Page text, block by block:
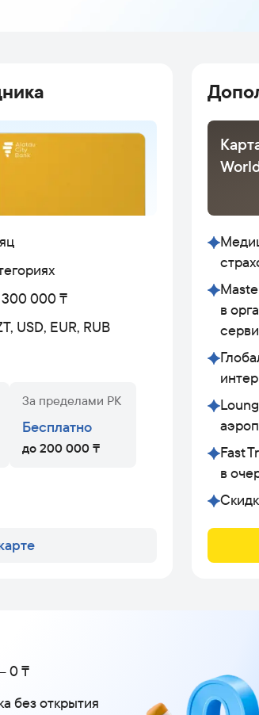
000 ₸
USD, EUR, RUB
За пределами РК
Бесплатно
до 200 000 ₸
в
Fast
в
0 ₸
без открытия